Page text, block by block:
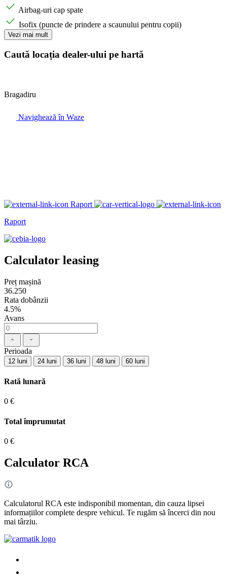
Airbag-uri cap spate
Isofix (puncte de prindere a scaunului pentru copii)
Vezi mai mult
Caută locația dealer-ului pe hartă
Bragadiru
Navighează în Waze
Raport
Raport
Calculator leasing
Preț mașină
36.250
Rata dobânzii
4.5%
Avans
Perioada
12 luni 24 luni 36 luni 48 luni 60 luni
Rată lunară
0 €
Total împrumutat
0 €
Calculator RCA
Calculatorul RCA este indisponibil momentan, din cauza lipsei
informațiilor complete despre vehicul. Te rugăm să încerci din nou
mai târziu.